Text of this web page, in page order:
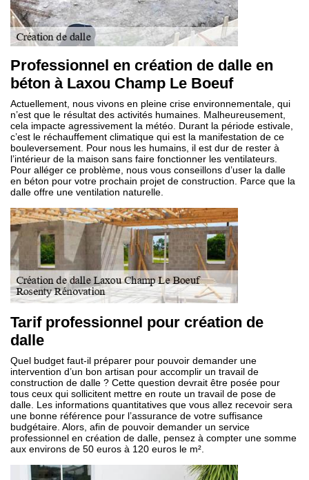
Professionnel en création de dalle en
béton à Laxou Champ Le Boeuf
Actuellement, nous vivons en pleine crise environnementale, qui
n’est que le résultat des activités humaines. Malheureusement,
cela impacte agressivement la météo. Durant la période estivale,
c’est le réchauffement climatique qui est la manifestation de ce
bouleversement. Pour nous les humains, il est dur de rester à
l’intérieur de la maison sans faire fonctionner les ventilateurs.
Pour alléger ce problème, nous vous conseillons d’user la dalle
en béton pour votre prochain projet de construction. Parce que la
dalle offre une ventilation naturelle.
Tarif professionnel pour création de
dalle
Quel budget faut-il préparer pour pouvoir demander une
intervention d’un bon artisan pour accomplir un travail de
construction de dalle ? Cette question devrait être posée pour
tous ceux qui sollicitent mettre en route un travail de pose de
dalle. Les informations quantitatives que vous allez recevoir sera
une bonne référence pour l’assurance de votre suffisance
budgétaire. Alors, afin de pouvoir demander un service
professionnel en création de dalle, pensez à compter une somme
aux environs de 50 euros à 120 euros le m².